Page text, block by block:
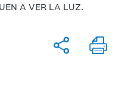
A VER LA LUZ.